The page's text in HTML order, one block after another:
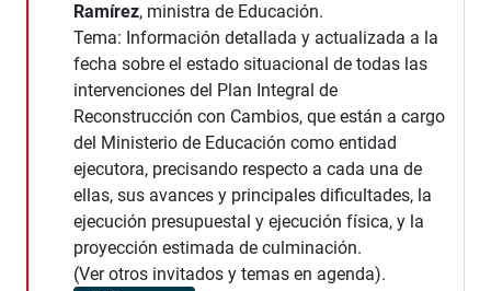
Ramírez, ministra de Educación.
Tema: Información detallada y actualizada a la
fecha sobre el estado situacional de todas las
intervenciones del Plan Integral de
Reconstrucción con Cambios, que están a cargo
del Ministerio de Educación como entidad
ejecutora, precisando respecto a cada una de
ellas, sus avances y principales dificultades, la
ejecución presupuestal y ejecución física, y la
proyección estimada de culminación.
(Ver otros invitados y temas en agenda).